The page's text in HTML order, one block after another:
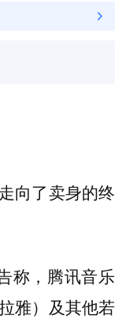
向了卖身的终
称，腾讯音乐
雅）及其他若